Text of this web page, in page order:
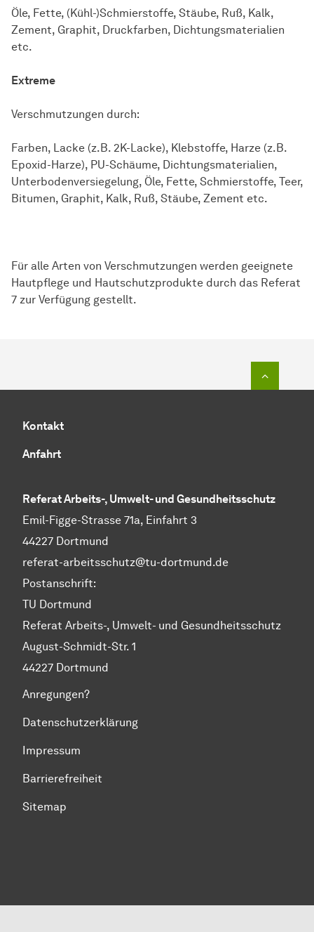
Öle, Fette, (Kühl-)Schmierstoffe, Stäube, Ruß, Kalk,
Zement, Graphit, Druckfarben, Dichtungsmaterialien
etc.
Extreme
Verschmutzungen durch:
Farben, Lacke (z.B. 2K-Lacke), Klebstoffe, Harze (z.B.
Epoxid-Harze), PU-Schäume, Dichtungsmaterialien,
Unterbodenversiegelung, Öle, Fette, Schmierstoffe, Teer,
Bitumen, Graphit, Kalk, Ruß, Stäube, Zement etc.
Für alle Arten von Verschmutzungen werden geeignete
Hautpflege und Hautschutzprodukte durch das Referat
7 zur Verfügung gestellt.
Kontakt
Anfahrt
Referat Arbeits-, Umwelt- und Gesundheitsschutz
Emil-Figge-Strasse 71a, Einfahrt 3
44227 Dortmund
referat-arbeitsschutz@tu-dortmund.de
Postanschrift:
TU Dortmund
Referat Arbeits-, Umwelt- und Gesundheitsschutz
August-Schmidt-Str. 1
44227 Dortmund
Anregungen?
Datenschutzerklärung
Impressum
Barrierefreiheit
Sitemap